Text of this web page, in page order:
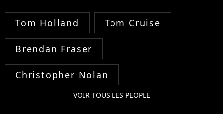
Tom Holland Tom Cruise
Brendan Fraser
Christopher Nolan
VOIR TOUS LES PEOPLE